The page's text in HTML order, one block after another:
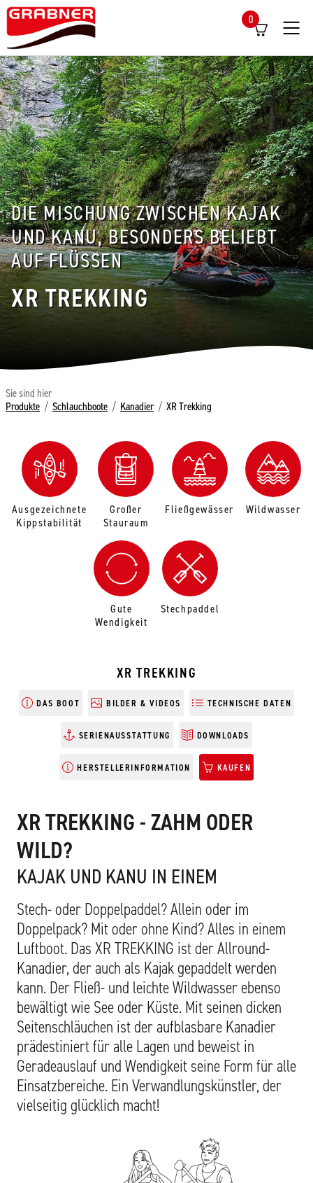
0
DIE MISCHUNG ZWISCHEN KAJAK
UND KANU, BESONDERS BELIEBT
AUF FLÜSSEN
XR TREKKING
Sie sind hier
Produkte / Schlauchboote / Kanadier / XR Trekking
Ausgezeichnete
Kippstabilität
Großer
Stauraum
Fließgewässer Wildwasser
Gute
Wendigkeit
Stechpaddel
XR TREKKING
DAS BOOT BILDER & VIDEOS TECHNISCHE DATEN
SERIENAUSSTATTUNG DOWNLOADS
HERSTELLERINFORMATION KAUFEN
XR TREKKING - ZAHM ODER
WILD?
KAJAK UND KANU IN EINEM
Stech- oder Doppelpaddel? Allein oder im
Doppelpack? Mit oder ohne Kind? Alles in einem
Luftboot. Das XR TREKKING ist der Allround-
Kanadier, der auch als Kajak gepaddelt werden
kann. Der Fließ- und leichte Wildwasser ebenso
bewältigt wie See oder Küste. Mit seinen dicken
Seitenschläuchen ist der aufblasbare Kanadier
prädestiniert für alle Lagen und beweist in
Geradeauslauf und Wendigkeit seine Form für alle
Einsatzbereiche. Ein Verwandlungskünstler, der
vielseitig glücklich macht!